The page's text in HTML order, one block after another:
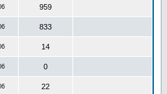
959
833
14
0
22